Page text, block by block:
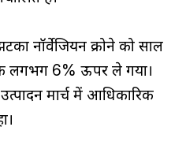
नॉर्वेजियन क्रोने को साल
6% ऊपर ले गया।
मार्च में आधिकारिक